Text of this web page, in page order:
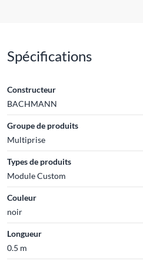
Spécifications
Constructeur
BACHMANN
Groupe de produits
Multiprise
Types de produits
Module Custom
Couleur
noir
Longueur
0.5 m